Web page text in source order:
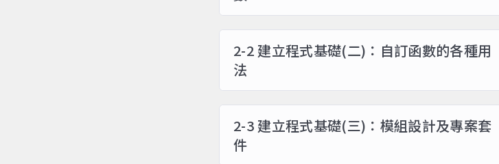
2-2 建立程式基礎(二)：自訂函數的各種用
法
2-3 建立程式基礎(三)：模組設計及專案套
件